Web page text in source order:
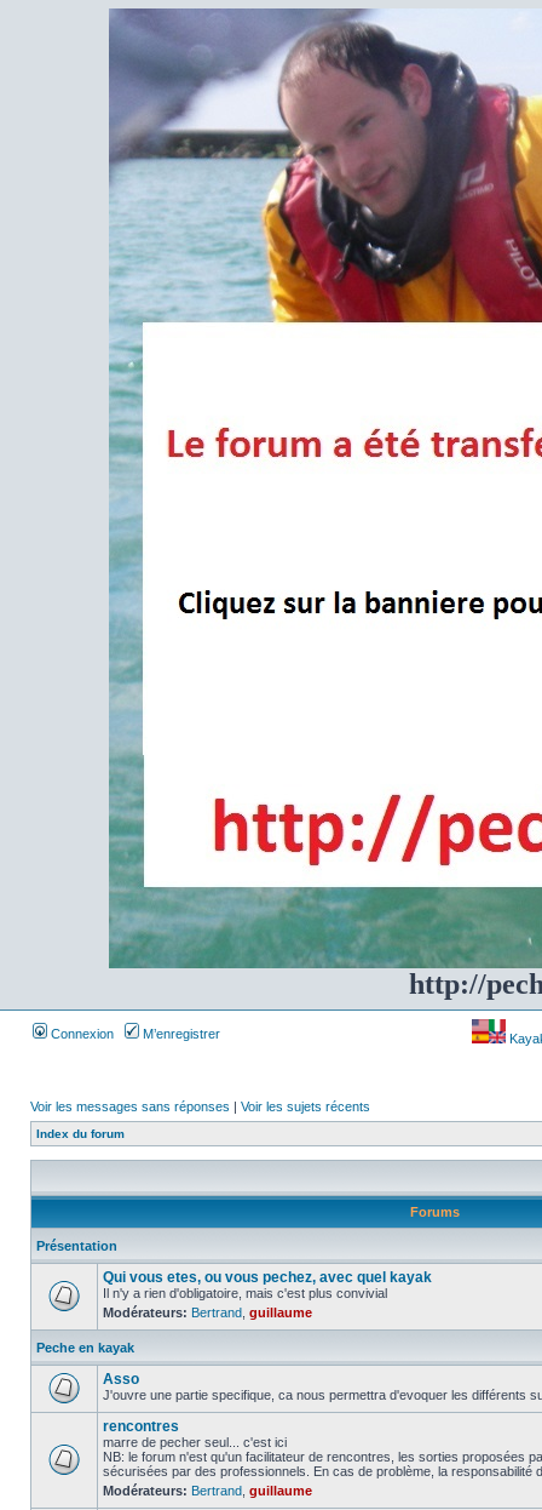
http://
Connexion M’enregistrer
Voir les messages sans réponses | Voir les sujets récents
Index du forum
Forums
Présentation
Qui vous etes, ou vous pechez, avec quel kayak
Il n'y a rien d'obligatoire, mais c'est plus convivial
Modérateurs: Bertrand guillaume
Peche en kayak
Asso
J'ouvre une partie specifique, ca nous permettra d'evoquer les différents
rencontres
marre de pecher seul... c'est ici
NB: le forum n'est qu'un facilitateur de rencontres, les sorties proposées
sécurisées par des professionnels. En cas de problème, la responsabilité
Modérateurs: Bertrand guillaume